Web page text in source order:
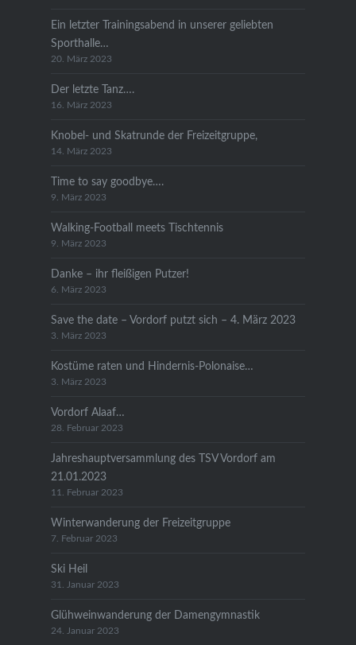
Ein letzter Trainingsabend in unserer geliebten
Sporthalle…
20. März 2023
Der letzte Tanz….
16. März 2023
Knobel- und Skatrunde der Freizeitgruppe,
14. März 2023
Time to say goodbye….
9. März 2023
Walking-Football meets Tischtennis
9. März 2023
Danke – ihr fleißigen Putzer!
6. März 2023
Save the date – Vordorf putzt sich – 4. März 2023
3. März 2023
Kostüme raten und Hindernis-Polonaise…
3. März 2023
Vordorf Alaaf…
28. Februar 2023
Jahreshauptversammlung des TSV Vordorf am
21.01.2023
11. Februar 2023
Winterwanderung der Freizeitgruppe
7. Februar 2023
Ski Heil
31. Januar 2023
Glühweinwanderung der Damengymnastik
24. Januar 2023